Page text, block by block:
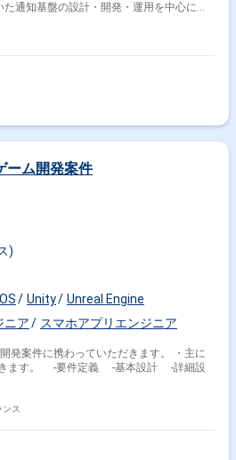
通知基盤の設計・開発・運用を中心に、
りなどを担当します。高可用性・高スケー
Androidアプリとの連携によるPush通知
ーム開発案件
)
Unity
Unreal Engine
ニア
スマホアプリエンジニア
発案件に携わっていただきます。 ・主に
きます。 -要件定義 -基本設計 -詳細設
ス